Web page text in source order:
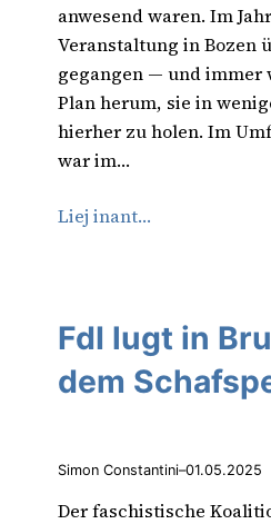
anwesend waren. Im
Veranstaltung in Bozen
gegangen — und immer
Plan herum, sie in
hierher zu holen. Im
war im…
Liej inant…
FdI lugt in
dem
Simon Constantini–01.05.2025
Der faschistische